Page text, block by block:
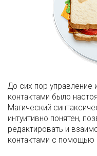
До сих пор
контактами было
Магический
интуитивно понятен,
редактировать и
контактами с помощью